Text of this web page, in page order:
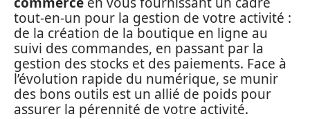
tout-en-un pour la gestion de votre activité :
de la création de la boutique en ligne au
suivi des commandes, en passant par la
gestion des stocks et des paiements. Face à
l’évolution rapide du numérique, se munir
des bons outils est un allié de poids pour
assurer la pérennité de votre activité.